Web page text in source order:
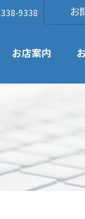
9338 お
お店案内